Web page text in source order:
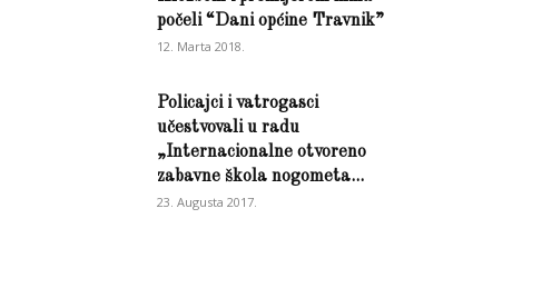
počeli “Dani općine Travnik”
12. Marta 2018.
Policajci i vatrogasci
učestvovali u radu
„Internacionalne otvoreno
zabavne škola nogometa...
23. Augusta 2017.